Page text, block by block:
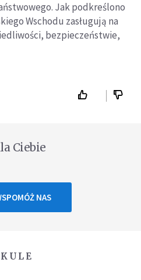
Jak podkreślono
Wschodu zasługują na
bezpieczeństwie,
Ciebie
NAS